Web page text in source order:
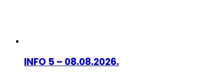
INFO 5 – 08.08.2026.